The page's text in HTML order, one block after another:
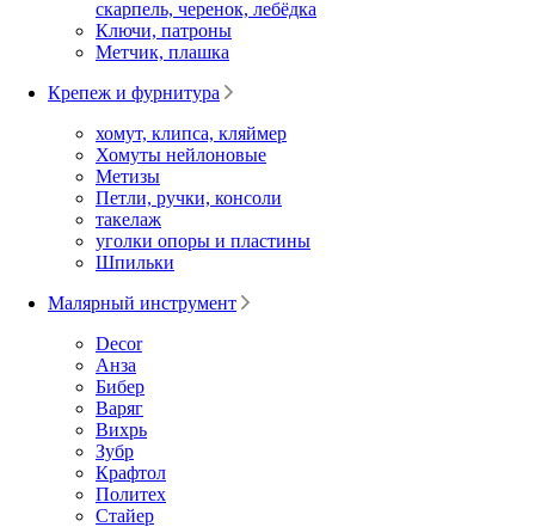
скарпель, черенок, лебёдка
Ключи, патроны
Метчик, плашка
Крепеж и фурнитура
хомут, клипса, кляймер
Хомуты нейлоновые
Метизы
Петли, ручки, консоли
такелаж
уголки опоры и пластины
Шпильки
Малярный инструмент
Decor
Анза
Бибер
Варяг
Вихрь
Зубр
Крафтол
Политех
Стайер